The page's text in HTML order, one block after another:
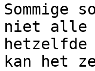
Sommige
niet alle
kan het